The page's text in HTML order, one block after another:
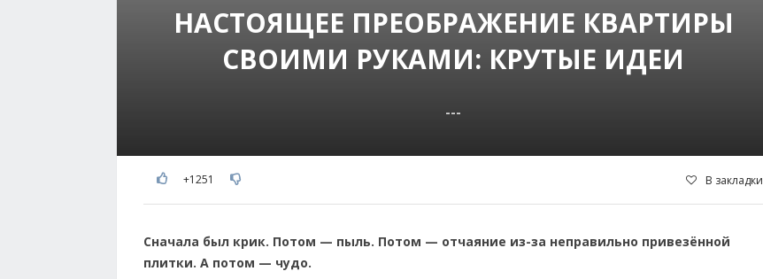
НАСТОЯЩЕЕ ПРЕОБРАЖЕНИЕ КВАРТИРЫ
СВОИМИ РУКАМИ: КРУТЫЕ ИДЕИ
---
+1251 В закладки
Сначала был крик. Потом — пыль. Потом — отчаяние из-за неправильно привезённой
плитки. А потом — чудо.